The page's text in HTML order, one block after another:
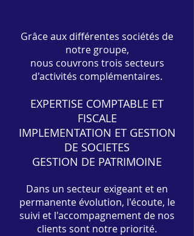
MANAGEMENT
Grâce aux différentes sociétés de
notre groupe,
nous couvrons trois secteurs
d'activités complémentaires.
EXPERTISE COMPTABLE ET
FISCALE
IMPLEMENTATION ET GESTION
DE SOCIETES
GESTION DE PATRIMOINE
Dans un secteur exigeant et en
permanente évolution, l'écoute, le
suivi et l'accompagnement de nos
clients sont notre priorité.